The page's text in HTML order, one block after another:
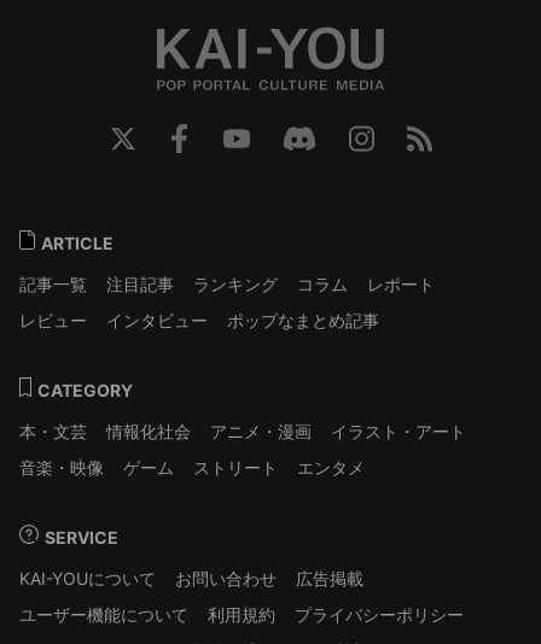
ARTICLE
記事一覧
注目記事 ランキング コラム
レポート
レビュー
インタビュー ポップなまとめ記事
CATEGORY
本・文芸
情報化社会 アニメ・漫画
イラスト・アート
音楽・映像
ゲーム ストリート エンタメ
SERVICE
KAI-YOUについて
お問い合わせ
広告掲載
ユーザー機能について
利用規約
プライバシーポリシー